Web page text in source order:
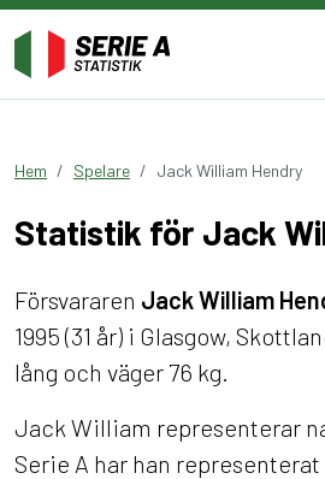
Hem Spelare Jack William Hendry
Statistik för Jack
Försvararen Jack William
1995 (31 år) i Glasgow,
lång och väger 76 kg.
Jack William representerar
Serie A har han representerat